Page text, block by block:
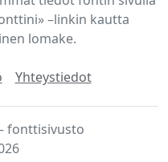
–linkin kautta
lomake.
Yhteystiedot
fonttisivusto